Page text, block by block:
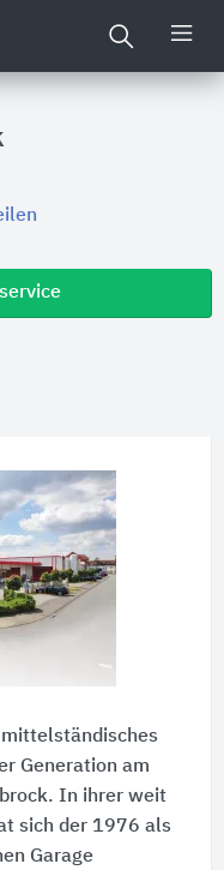
mittelständisches
Generation am
In ihrer weit
sich der 1976 als
Garage